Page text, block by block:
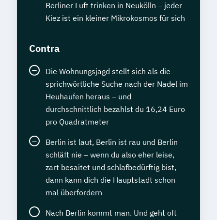
Berliner Luft trinken in Neukölln – jeder
Kiez ist ein kleiner Mikrokosmos für sich
Contra
Die Wohnungsjagd stellt sich als die
sprichwörtliche Suche nach der Nadel im
Heuhaufen heraus – und
durchschnittlich bezahlst du 16,24 Euro
pro Quadratmeter
Berlin ist laut, Berlin ist rau und Berlin
schläft nie – wenn du also eher leise,
zart besaitet und schlafbedürftig bist,
dann kann dich die Hauptstadt schon
mal überfordern
Nach Berlin kommt man. Und geht oft